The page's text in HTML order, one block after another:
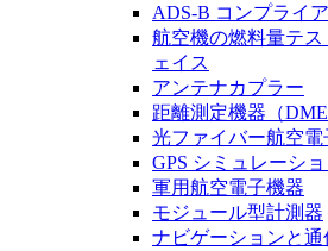
ADS-B コンプライ
航空機の燃料量テ
ェイス
アンテナカプラー
距離測定機器（DME
光ファイバー航空電
GPS シミュレーシ
軍用航空電子機器
モジュール型計測器
ナビゲーションと通